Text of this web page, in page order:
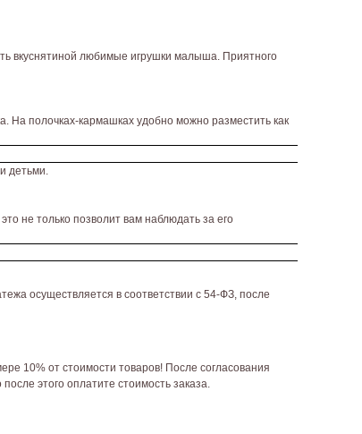
вкуснятиной любимые игрушки малыша. Приятного
На полочках-кармашках удобно можно разместить как
детьми.
не только позволит вам наблюдать за его
осуществляется в соответствии с 54-ФЗ, после
10% от стоимости товаров! После согласования
этого оплатите стоимость заказа.